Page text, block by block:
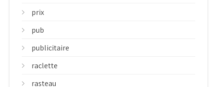
prix
pub
publicitaire
raclette
rasteau